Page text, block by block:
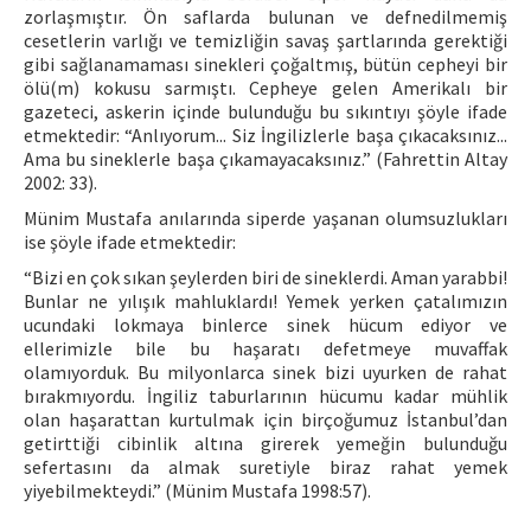
zorlaşmıştır. Ön saflarda bulunan ve defnedilmemiş
cesetlerin varlığı ve temizliğin savaş şartlarında gerektiği
gibi sağlanamaması sinekleri çoğaltmış, bütün cepheyi bir
ölü(m) kokusu sarmıştı. Cepheye gelen Amerikalı bir
gazeteci, askerin içinde bulunduğu bu sıkıntıyı şöyle ifade
etmektedir: “Anlıyorum... Siz İngilizlerle başa çıkacaksınız...
Ama bu sineklerle başa çıkamayacaksınız.” (Fahrettin Altay
2002: 33).
Münim Mustafa anılarında siperde yaşanan olumsuzlukları
ise şöyle ifade etmektedir:
“Bizi en çok sıkan şeylerden biri de sineklerdi. Aman yarabbi!
Bunlar ne yılışık mahluklardı! Yemek yerken çatalımızın
ucundaki lokmaya binlerce sinek hücum ediyor ve
ellerimizle bile bu haşaratı defetmeye muvaffak
olamıyorduk. Bu milyonlarca sinek bizi uyurken de rahat
bırakmıyordu. İngiliz taburlarının hücumu kadar mühlik
olan haşarattan kurtulmak için birçoğumuz İstanbul’dan
getirttiği cibinlik altına girerek yemeğin bulunduğu
sefertasını da almak suretiyle biraz rahat yemek
yiyebilmekteydi.” (Münim Mustafa 1998:57).